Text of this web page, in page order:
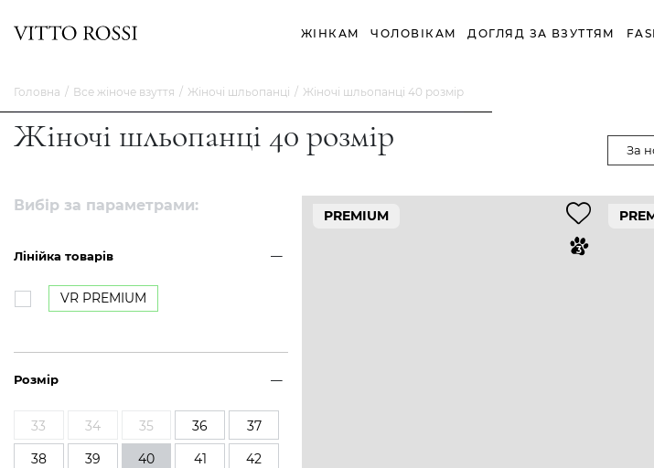
ЖІНКАМ ЧОЛОВІКАМ ДОГЛЯД ЗА ВЗУТТЯМ
Головна Все жіноче взуття Жіночі шльопанці Жіночі шльопанці 40 розмір
Жіночі шльопанці 40 розмір За
Вибір за параметрами:
Лінійка товарів
VR PREMIUM
Розмір
33 34 35 36
37
38
39 40 41
42
PREMIUM